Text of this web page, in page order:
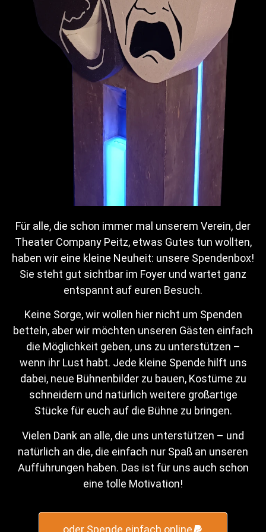
Tom Riedel, Bühne, Licht- und Tontechnik der Theater
Company Peitz e.V. Auch verantwortlich für die
Vereinskasse und die Special FX auf hinter und vor der
Nicole Meyer
Nicole Meyer, Darstellerin der Theater Company Peitz
Nico Ermler
Für alle, die schon immer mal unserem Verein, der
Theater Company Peitz, etwas Gutes tun wollten,
haben wir eine kleine Neuheit: unsere Spendenbox!
Sie steht gut sichtbar im Foyer und wartet ganz
entspannt auf euren Besuch.
Keine Sorge, wir wollen hier nicht um Spenden
betteln, aber wir möchten unseren Gästen einfach
die Möglichkeit geben, uns zu unterstützen –
wenn ihr Lust habt. Jede kleine Spende hilft uns
dabei, neue Bühnenbilder zu bauen, Kostüme zu
schneidern und natürlich weitere großartige
Stücke für euch auf die Bühne zu bringen.
Vielen Dank an alle, die uns unterstützen – und
natürlich an die, die einfach nur Spaß an unseren
Aufführungen haben. Das ist für uns auch schon
eine tolle Motivation!
oder Spende einfach online